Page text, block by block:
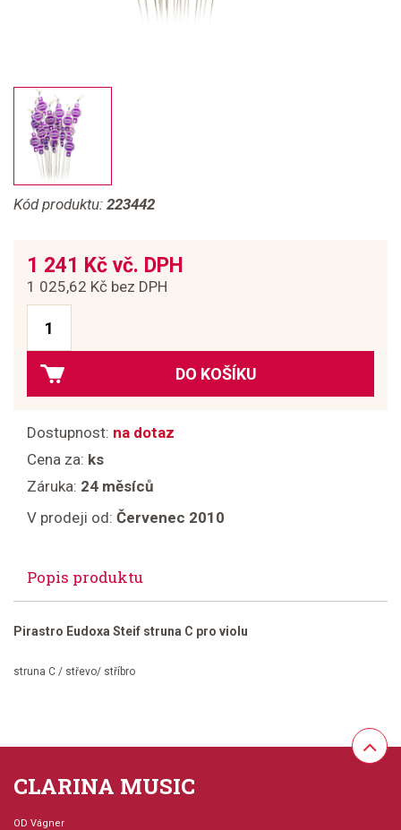
Kód produktu: 223442
1 241 Kč vč. DPH
1 025,62 Kč bez DPH
DO KOŠÍKU
Dostupnost: na dotaz
Cena za: ks
Záruka: 24 měsíců
V prodeji od: Červenec 2010
Popis produktu
Pirastro Eudoxa Steif struna C pro violu
struna C / střevo/ stříbro
CLARINA MUSIC
OD Vágner